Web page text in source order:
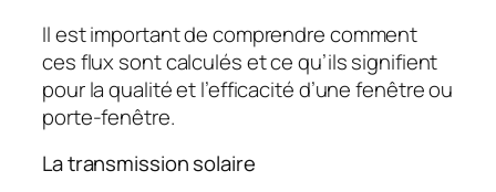
Il est important de comprendre comment
ces flux sont calculés et ce qu’ils signifient
pour la qualité et l’efficacité d’une fenêtre ou
porte-fenêtre.
La transmission solaire